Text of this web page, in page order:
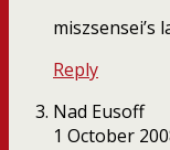
miszsensei’s
Reply
Nad Eusoff
1 October